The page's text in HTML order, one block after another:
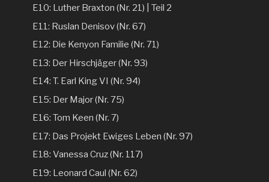
E10: Luther Braxton (Nr. 21) | Teil 2
E11: Ruslan Denisov (Nr. 67)
E12: Die Kenyon Familie (Nr. 71)
E13: Der Hirschjäger (Nr. 93)
E14: T. Earl King VI (Nr. 94)
E15: Der Major (Nr. 75)
E16: Tom Keen (Nr. 7)
E17: Das Projekt Ewiges Leben (Nr. 97)
E18: Vanessa Cruz (Nr. 117)
E19: Leonard Caul (Nr. 62)